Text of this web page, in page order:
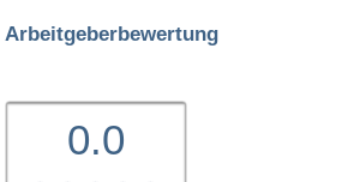
Arbeitgeberbewertung
0.0